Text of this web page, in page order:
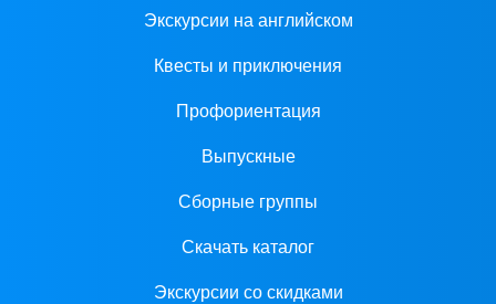
Экскурсии на английском
Квесты и приключения
Профориентация
Выпускные
Сборные группы
Скачать каталог
Экскурсии со скидками